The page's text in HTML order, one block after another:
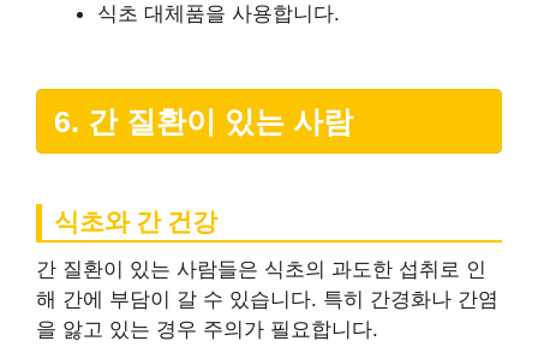
식초 대체품을 사용합니다.
6. 간 질환이 있는 사람
식초와 간 건강
간 질환이 있는 사람들은 식초의 과도한 섭취로 인
해 간에 부담이 갈 수 있습니다. 특히 간경화나 간염
을 앓고 있는 경우 주의가 필요합니다.